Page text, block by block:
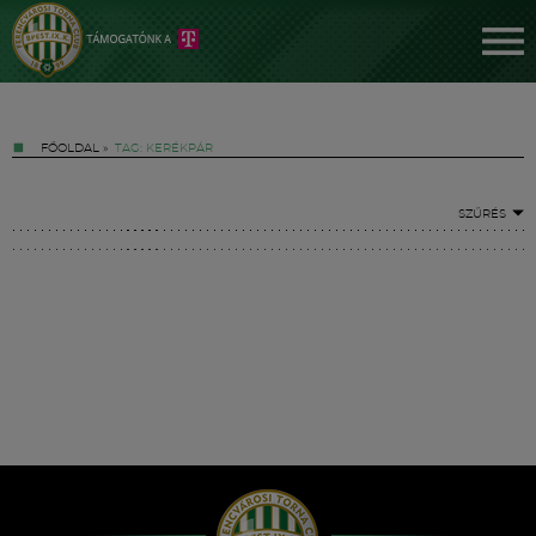
FŐOLDAL » TAG: KERÉKPÁR
SZŰRÉS
Hírek